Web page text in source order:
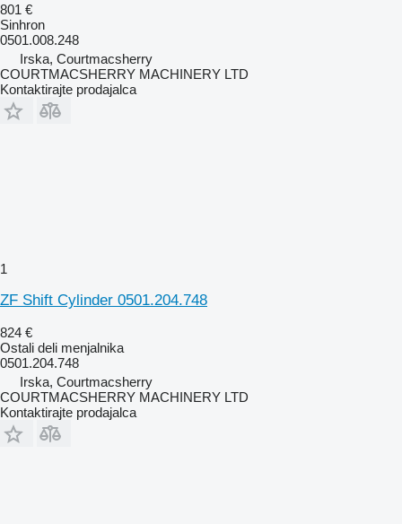
801 €
Sinhron
0501.008.248
Irska, Courtmacsherry
COURTMACSHERRY MACHINERY LTD
Kontaktirajte prodajalca
1
ZF Shift Cylinder 0501.204.748
824 €
Ostali deli menjalnika
0501.204.748
Irska, Courtmacsherry
COURTMACSHERRY MACHINERY LTD
Kontaktirajte prodajalca